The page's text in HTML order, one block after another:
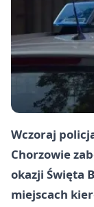
Wczoraj
Chorzowie
okazji Święta
miejscach